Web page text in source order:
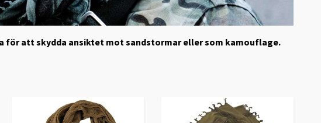
för att skydda ansiktet mot sandstormar eller som kamouflage.